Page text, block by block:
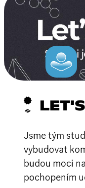
Jsme tým
vybudovat
budou moci
pochopením